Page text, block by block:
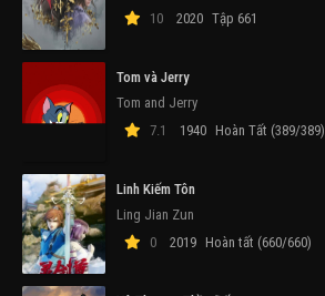
10
2020 Tập 661
Tom và Jerry
Tom and Jerry
7.1
1940 Hoàn Tất (389/389)
Linh Kiếm Tôn
Ling Jian Zun
0
2019 Hoàn tất (660/660)